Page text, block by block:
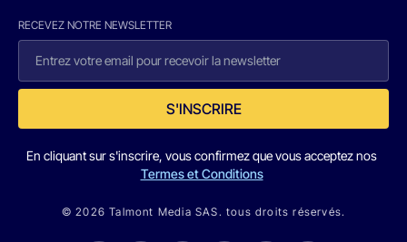
RECEVEZ NOTRE NEWSLETTER
S'INSCRIRE
En cliquant sur s'inscrire, vous confirmez que vous acceptez nos
Termes et Conditions
© 2026 Talmont Media SAS. tous droits réservés.